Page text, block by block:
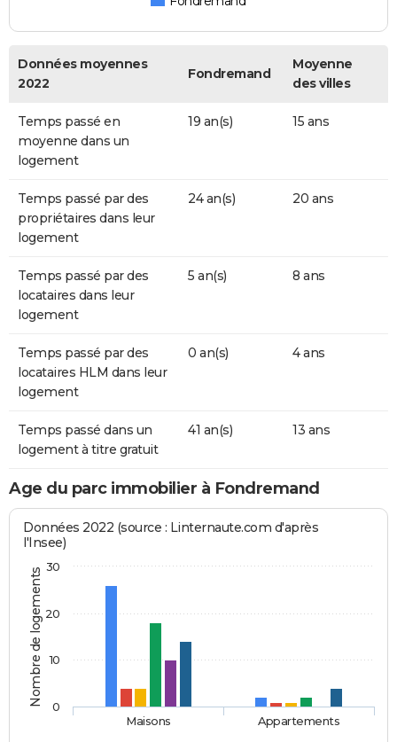
Données moyennes
2022
Fondremand
Moyenne
des villes
Temps passé en
moyenne dans un
logement
19 an(s) 15 ans
Temps passé par des
propriétaires dans leur
logement
24 an(s) 20 ans
Temps passé par des
locataires dans leur
logement
5 an(s) 8 ans
Temps passé par des
locataires HLM dans leur
logement
0 an(s) 4 ans
Temps passé dans un
logement à titre gratuit
41 an(s) 13 ans
Age du parc immobilier à Fondremand
Nombre de logements
Données 2022 (source : Linternaute.com d'après
l'Insee)
Maisons Appartements
0
10
20
30